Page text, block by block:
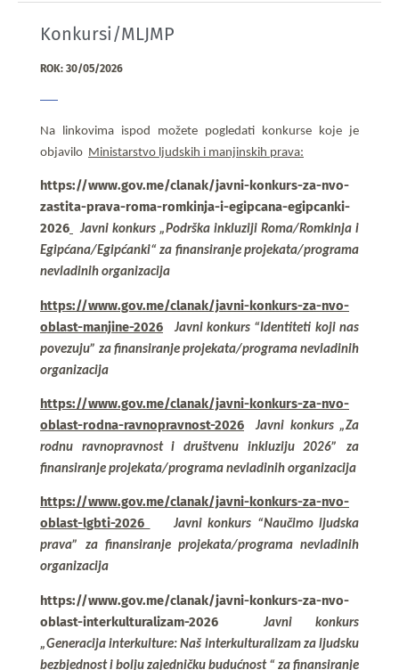
Konkursi/MLJMP
ROK: 30/05/2026
Na linkovima ispod možete pogledati konkurse koje je
objavilo Ministarstvo ljudskih i manjinskih prava:
https://www.gov.me/clanak/javni-konkurs-za-nvo-
zastita-prava-roma-romkinja-i-egipcana-egipcanki-
2026
Javni konkurs „Podrška inkluziji Roma/Romkinja i
Egipćana/Egipćanki“ za finansiranje projekata/programa
nevladinih organizacija
https://www.gov.me/clanak/javni-konkurs-za-nvo-
oblast-manjine-2026
Javni konkurs “Identiteti koji nas
povezuju” za finansiranje projekata/programa nevladinih
organizacija
https://www.gov.me/clanak/javni-konkurs-za-nvo-
oblast-rodna-ravnopravnost-2026
Javni konkurs „Za
rodnu ravnopravnost i društvenu inkluziju 2026” za
finansiranje projekata/programa nevladinih organizacija
https://www.gov.me/clanak/javni-konkurs-za-nvo-
oblast-lgbti-2026
Javni konkurs “Naučimo ljudska
prava” za finansiranje projekata/programa nevladinih
organizacija
https://www.gov.me/clanak/javni-konkurs-za-nvo-
oblast-interkulturalizam-2026
Javni konkurs
„Generacija interkulture: Naš interkulturalizam za ljudsku
bezbjednost i bolju zajedničku budućnost “ za finansiranje